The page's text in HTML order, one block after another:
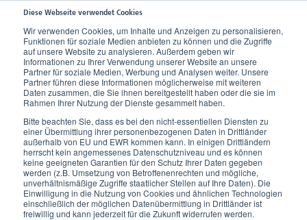
Diese Webseite verwendet Cookies
Wir verwenden Cookies, um Inhalte und Anzeigen zu personalisieren,
Funktionen für soziale Medien anbieten zu können und die Zugriffe
auf unsere Website zu analysieren. Außerdem geben wir
Informationen zu Ihrer Verwendung unserer Website an unsere
Partner für soziale Medien, Werbung und Analysen weiter. Unsere
Partner führen diese Informationen möglicherweise mit weiteren
Daten zusammen, die Sie ihnen bereitgestellt haben oder die sie im
Rahmen Ihrer Nutzung der Dienste gesammelt haben.
Bitte beachten Sie, dass es bei den nicht-essentiellen Diensten zu
einer Übermittlung ihrer personenbezogenen Daten in Drittländer
außerhalb von EU und EWR kommen kann. In einigen Drittländern
herrscht kein angemessenes Datenschutzniveau und es können
keine geeigneten Garantien für den Schutz Ihrer Daten gegeben
werden (z.B. Umsetzung von Betroffenenrechten und mögliche,
unverhältnismäßige Zugriffe staatlicher Stellen auf Ihre Daten). Die
Einwilligung in die Nutzung von Cookies und ähnlichen Technologien
einschließlich der möglichen Datenübermittlung in Drittländer ist
freiwillig und kann jederzeit für die Zukunft widerrufen werden.
Home Wissen Unser Körper Lymphsystem Lymphknoten
Lymphknoten
Die Filterstationen unseres Körpers.